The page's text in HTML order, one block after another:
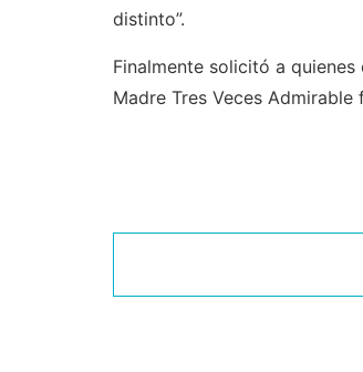
distinto”.
Finalmente solicitó a
Madre Tres Veces